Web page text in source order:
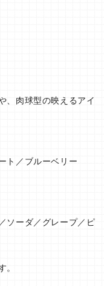
、肉球型の映えるアイ
ト／ブルーベリー
ソーダ／グレープ／ピ
。